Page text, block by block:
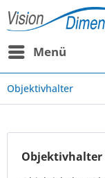
Menü
Objektivhalter
Objektivhalter